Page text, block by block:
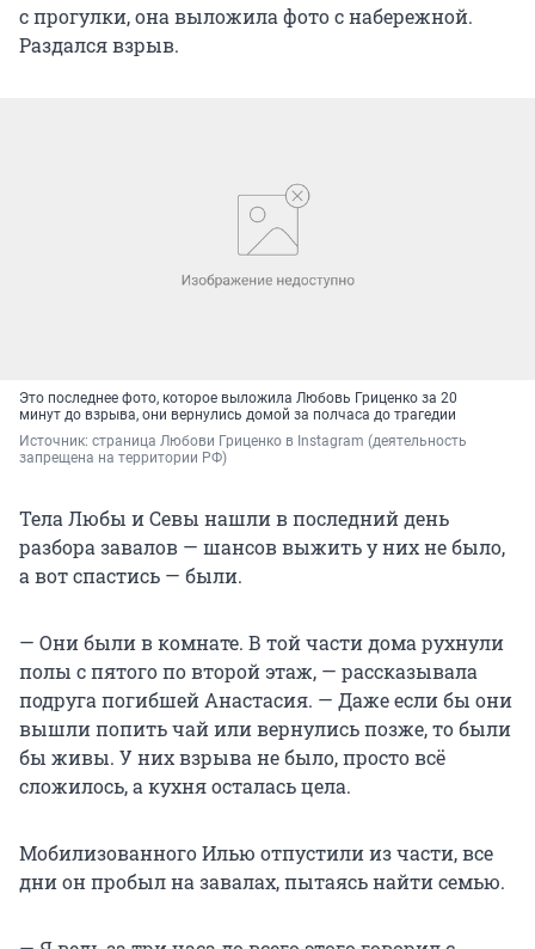
с прогулки, она выложила фото с набережной.
Раздался взрыв.
Это последнее фото, которое выложила Любовь Гриценко за 20
минут до взрыва, они вернулись домой за полчаса до трагедии
Источник: страница Любови Гриценко в Instagram (деятельность
запрещена на территории РФ)
Тела Любы и Севы нашли в последний день
разбора завалов — шансов выжить у них не было,
а вот спастись — были.
— Они были в комнате. В той части дома рухнули
полы с пятого по второй этаж, — рассказывала
подруга погибшей Анастасия. — Даже если бы они
вышли попить чай или вернулись позже, то были
бы живы. У них взрыва не было, просто всё
сложилось, а кухня осталась цела.
Мобилизованного Илью отпустили из части, все
дни он пробыл на завалах, пытаясь найти семью.